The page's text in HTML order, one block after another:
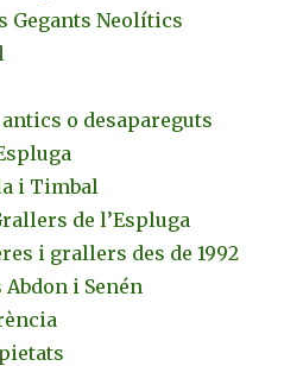
Gegants Neolítics
o desapareguts
i Timbal
de l’Espluga
i grallers des de 1992
i Senén